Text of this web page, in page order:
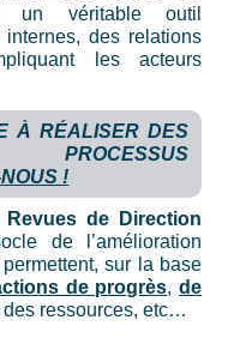
un véritable outil
internes, des relations
les acteurs
À RÉALISER DES
!
Revues de Direction
de l’amélioration
sur la base
de progrès, de
des ressources, etc…